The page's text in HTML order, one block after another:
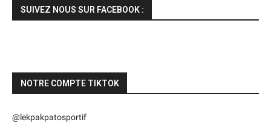
SUIVEZ NOUS SUR FACEBOOK :
NOTRE COMPTE TIKTOK
@lekpakpatosportif